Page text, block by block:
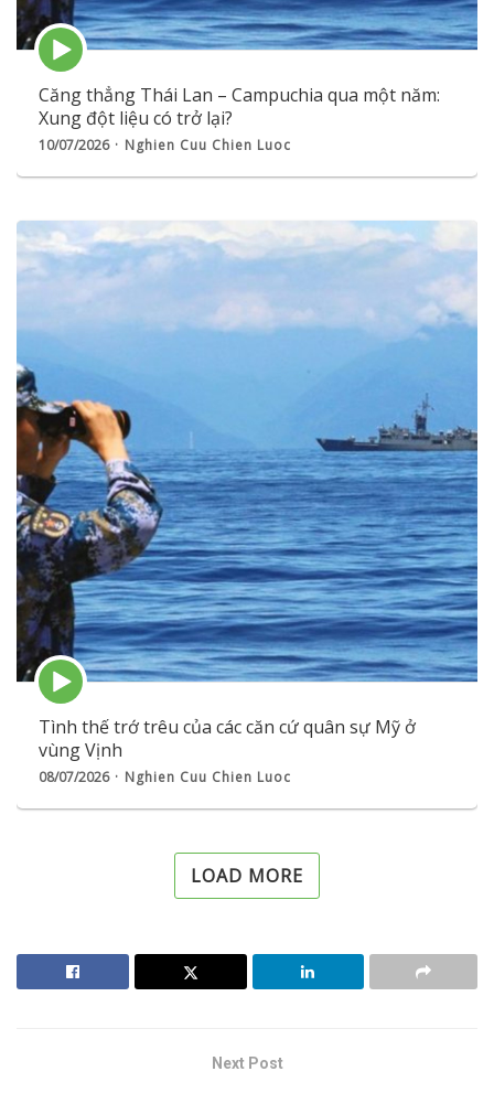
Episode
play
icon
Căng thẳng Thái Lan – Campuchia qua một năm:
Xung đột liệu có trở lại?
10/07/2026 Nghien Cuu Chien Luoc
Episode
play
icon
Tình thế trớ trêu của các căn cứ quân sự Mỹ ở
vùng Vịnh
08/07/2026 Nghien Cuu Chien Luoc
LOAD MORE
Next Post